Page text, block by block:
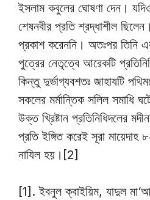
ইসলাম কবুলের ঘোষণা দেন।
শেষনবীর প্রতি শ্রদ্ধাশীল
প্রকাশ করেননি। অতঃপর তিনি
পুত্রের নেতৃত্বে আরেকটি
কিন্তু দুর্ভাগ্যবশতঃ জাহাযটি
সকলের মর্মান্তিক সলিল সমাধি
উক্ত খ্রিষ্টান প্রতিনিধিদলের
প্রতি ইঙ্গিত করেই সূরা
নাযিল হয়।[2]
[1]. ইবনুল ক্বাইয়িম, যাদুল